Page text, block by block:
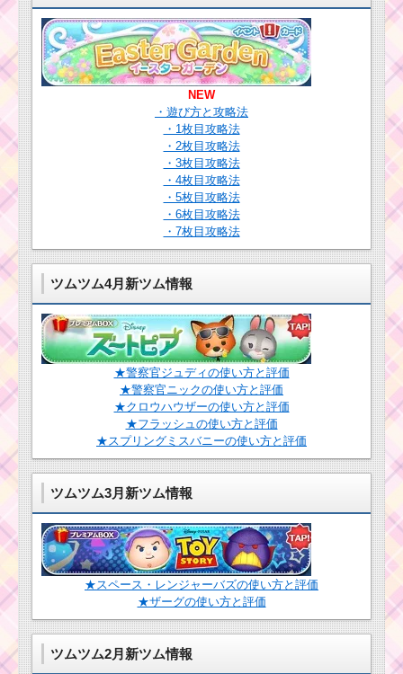
ツムツム！ドナルドの
基礎情報！スキル使い
方動画･高得点･コイン
を稼ぐには？
ツムツムのスコ
アチャレンジ！
ルミエール・ポ
ット夫人で高得
点を取るには？
ツ
ム
ー！ザズーの基礎情報
とスキル画像･高得点を
だすには？
報とスキル画像･高得点
をだすには？
ツムツム6月！シ
ンデレライベン
ト~魔法を集めて
基礎情報とスキ
ル画像･高得点を
だすには？
ツムツムキャラクタ
ー！ダンボの基礎情報
だすには？
ツムツム7月海賊のお
宝探しイベント4枚目の
ミッション内容と攻略
ツムキャラ！グーフ
ィーのスキルを動画で
確認！高得点派？コイ
ン派？
ースレンジャー
バズの使い方と
スキル動画｜消
去系と大きなツ
ムが2個出現
ツムツム！忍者ドナ
NEW
・遊び方と攻略法
・1枚目攻略法
・2枚目攻略法
・3枚目攻略法
・4枚目攻略法
・5枚目攻略法
・6枚目攻略法
・7枚目攻略法
ツムツム4月新ツム情報
★警察官ジュディの使い方と評価
★警察官ニックの使い方と評価
★クロウハウザーの使い方と評価
★フラッシュの使い方と評価
★スプリングミスバニーの使い方と評価
ツムツム3月新ツム情報
★スペース・レンジャーバズの使い方と評価
★ザーグの使い方と評価
ツムツム2月新ツム情報